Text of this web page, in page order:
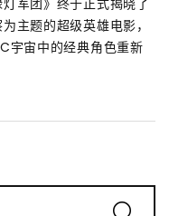
军团》终于正式揭晓了
主题的超级英雄电影，
宇宙中的经典角色重新